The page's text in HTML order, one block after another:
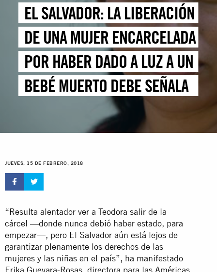
EL SALVADOR: LA LIBERACIÓN
DE UNA MUJER ENCARCELADA
POR HABER DADO A LUZ A UN
BEBÉ MUERTO DEBE SEÑALAR
EL FINAL DE LA PROHIBICIÓN
TOTAL DEL ABORTO
JUEVES, 15 DE FEBRERO, 2018
“Resulta alentador ver a Teodora salir de la
cárcel —donde nunca debió haber estado, para
empezar—, pero El Salvador aún está lejos de
garantizar plenamente los derechos de las
mujeres y las niñas en el país”, ha manifestado
Erika Guevara-Rosas, directora para las Américas